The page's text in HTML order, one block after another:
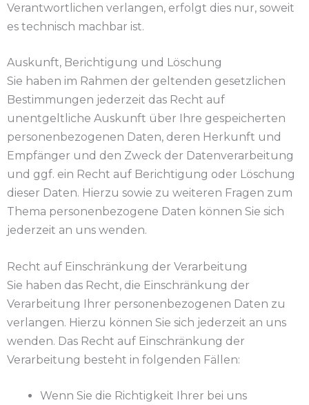
Verantwortlichen verlangen, erfolgt dies nur, soweit
es technisch machbar ist.
Auskunft, Berichtigung und Löschung
Sie haben im Rahmen der geltenden gesetzlichen
Bestimmungen jederzeit das Recht auf
unentgeltliche Auskunft über Ihre gespeicherten
personenbezogenen Daten, deren Herkunft und
Empfänger und den Zweck der Datenverarbeitung
und ggf. ein Recht auf Berichtigung oder Löschung
dieser Daten. Hierzu sowie zu weiteren Fragen zum
Thema personenbezogene Daten können Sie sich
jederzeit an uns wenden.
Recht auf Einschränkung der Verarbeitung
Sie haben das Recht, die Einschränkung der
Verarbeitung Ihrer personenbezogenen Daten zu
verlangen. Hierzu können Sie sich jederzeit an uns
wenden. Das Recht auf Einschränkung der
Verarbeitung besteht in folgenden Fällen:
Wenn Sie die Richtigkeit Ihrer bei uns